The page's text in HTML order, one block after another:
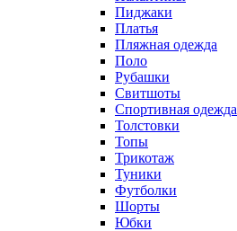
Пиджаки
Платья
Пляжная одежда
Поло
Рубашки
Свитшоты
Спортивная одежда
Толстовки
Топы
Трикотаж
Туники
Футболки
Шорты
Юбки